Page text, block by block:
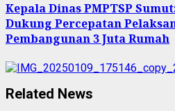
Kepala Dinas PMPTSP
Dukung Percepatan
Pembangunan 3 Juta Rumah
Related News